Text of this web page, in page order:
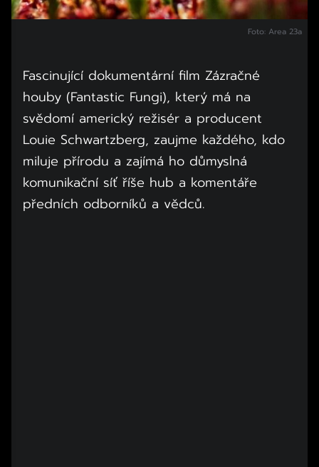
Foto: Area 23a
Fascinující dokumentární film Zázračné
houby (Fantastic Fungi), který má na
svědomí americký režisér a producent
Louie Schwartzberg, zaujme každého, kdo
miluje přírodu a zajímá ho důmyslná
komunikační síť říše hub a komentáře
předních odborníků a vědců.